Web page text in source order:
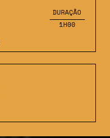
DURAÇÃO
1H00